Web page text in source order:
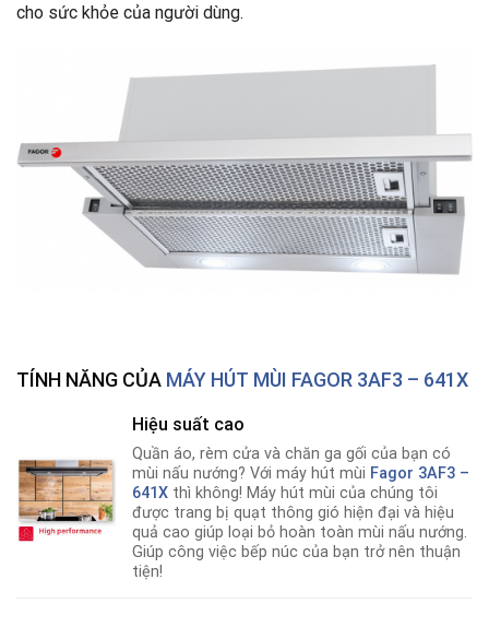
cho sức khỏe của người dùng.
TÍNH NĂNG CỦA MÁY HÚT MÙI FAGOR 3AF3 – 641X
Hiệu suất cao
Quần áo, rèm cửa và chăn ga gối của bạn có
mùi nấu nướng? Với máy hút mùi Fagor 3AF3 –
641X thì không! Máy hút mùi của chúng tôi
được trang bị quạt thông gió hiện đại và hiệu
quả cao giúp loại bỏ hoàn toàn mùi nấu nướng.
Giúp công việc bếp núc của bạn trở nên thuận
tiện!